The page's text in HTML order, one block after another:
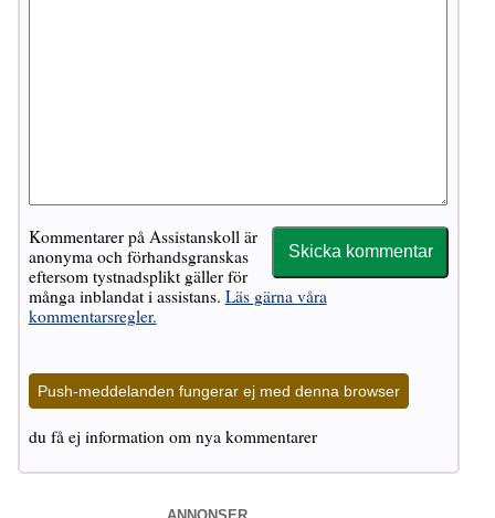
Kommentarer på Assistanskoll är
anonyma och förhandsgranskas
eftersom tystnadsplikt gäller för
många inblandat i assistans. Läs gärna våra
kommentarsregler.
Push-meddelanden fungerar ej med denna browser
du få ej information om nya kommentarer